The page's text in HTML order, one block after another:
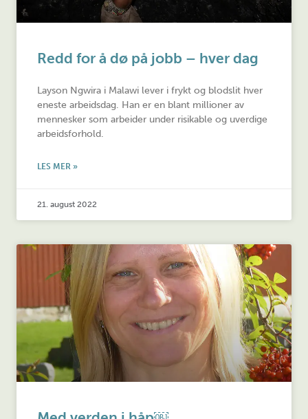
Redd for å dø på jobb – hver dag
Layson Ngwira i Malawi lever i frykt og blodslit hver
eneste arbeidsdag. Han er en blant millioner av
mennesker som arbeider under risikable og uverdige
arbeidsforhold.
LES MER »
21. august 2022